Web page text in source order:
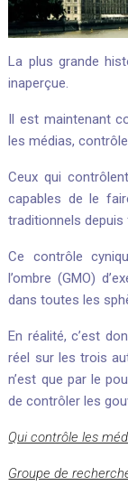
La plus grande
inaperçue.
Il est maintenant
les médias,
Ceux qui
capables de le
traditionnels
Ce contrôle
l’ombre (GMO)
dans toutes les
En réalité, c’est
réel sur les trois
n’est que par le
de contrôler les
Qui contrôle les
Groupe de